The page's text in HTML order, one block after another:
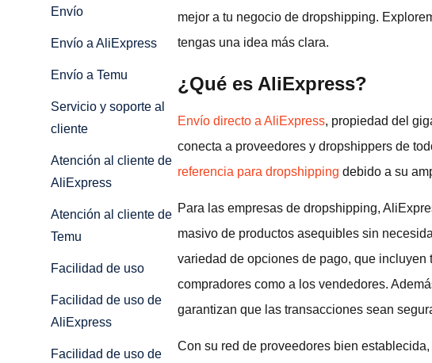
Envío
Envío a AliExpress
Envío a Temu
Servicio y soporte al
cliente
Atención al cliente de
AliExpress
Atención al cliente de
Temu
Facilidad de uso
Facilidad de uso de
AliExpress
Facilidad de uso de
mejor a tu negocio de dropshipping.
tengas una idea más clara.
¿Qué es AliExpress?
Envío directo a AliExpress, propiedad del
conecta a proveedores y dropshippers de
referencia para dropshipping debido a su
Para las empresas de dropshipping,
masivo de productos asequibles sin
variedad de opciones de pago, que
compradores como a los vendedores.
garantizan que las transacciones sean
Con su red de proveedores bien